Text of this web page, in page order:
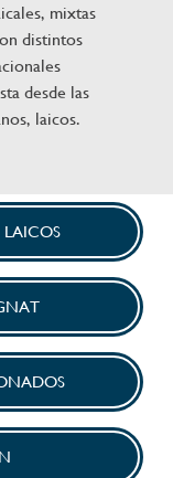
mixtas
distintos
desde las
laicos.
LAICOS